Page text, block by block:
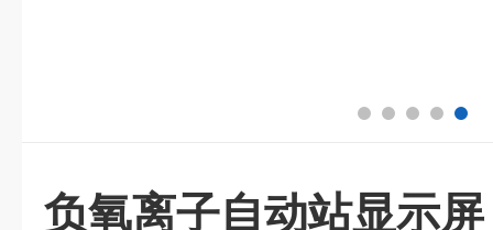
负氧离子自动站显示屏